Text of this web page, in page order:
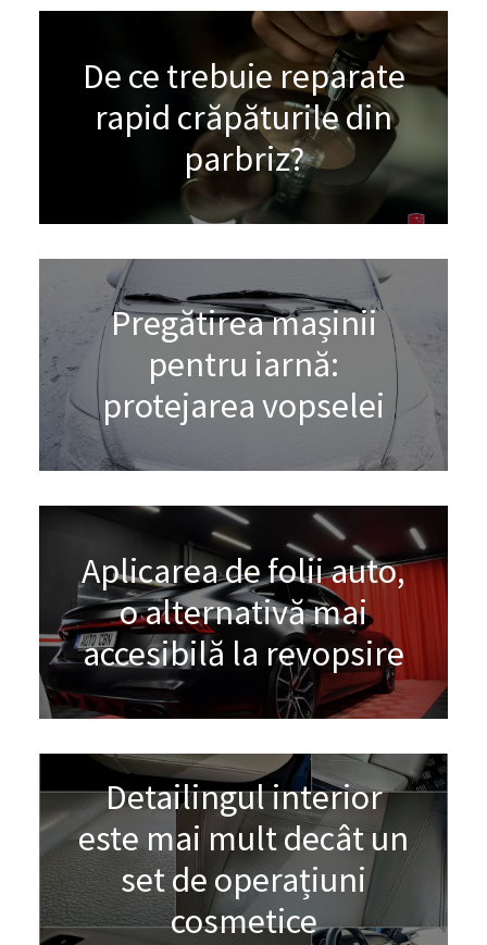
De ce trebuie reparate
rapid crăpăturile din
parbriz?
Pregătirea mașinii
pentru iarnă:
protejarea vopselei
Aplicarea de folii auto,
o alternativă mai
accesibilă la revopsire
Detailingul interior
este mai mult decât un
set de operațiuni
cosmetice